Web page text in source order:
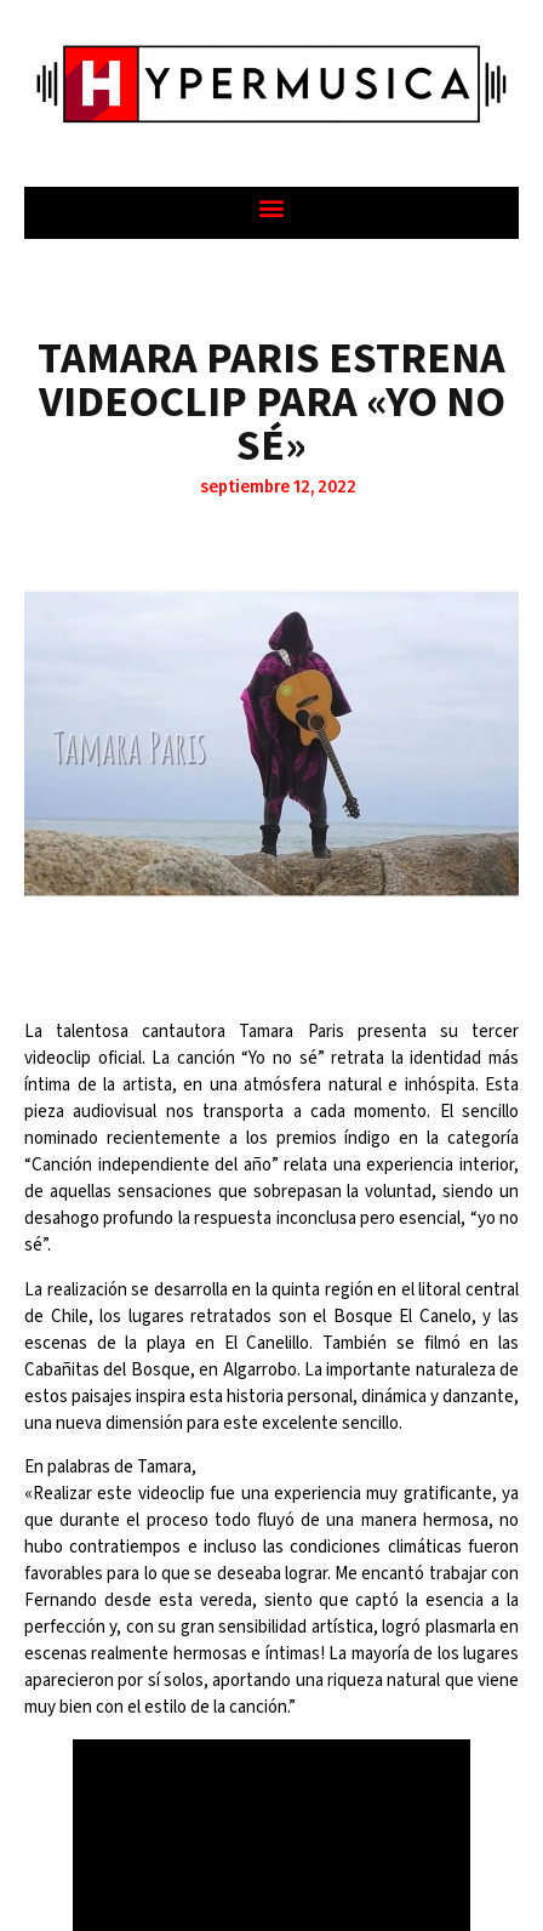
TAMARA PARIS ESTRENA
VIDEOCLIP PARA «YO NO
SÉ»
septiembre 12, 2022
La talentosa cantautora Tamara Paris presenta su tercer
videoclip oficial. La canción “Yo no sé” retrata la identidad más
íntima de la artista, en una atmósfera natural e inhóspita. Esta
pieza audiovisual nos transporta a cada momento. El sencillo
nominado recientemente a los premios índigo en la categoría
“Canción independiente del año” relata una experiencia interior,
de aquellas sensaciones que sobrepasan la voluntad, siendo un
desahogo profundo la respuesta inconclusa pero esencial, “yo no
sé”.
La realización se desarrolla en la quinta región en el litoral central
de Chile, los lugares retratados son el Bosque El Canelo, y las
escenas de la playa en El Canelillo. También se filmó en las
Cabañitas del Bosque, en Algarrobo. La importante naturaleza de
estos paisajes inspira esta historia personal, dinámica y danzante,
una nueva dimensión para este excelente sencillo.
En palabras de Tamara,
«Realizar este videoclip fue una experiencia muy gratificante, ya
que durante el proceso todo fluyó de una manera hermosa, no
hubo contratiempos e incluso las condiciones climáticas fueron
favorables para lo que se deseaba lograr. Me encantó trabajar con
Fernando desde esta vereda, siento que captó la esencia a la
perfección y, con su gran sensibilidad artística, logró plasmarla en
escenas realmente hermosas e íntimas! La mayoría de los lugares
aparecieron por sí solos, aportando una riqueza natural que viene
muy bien con el estilo de la canción.”